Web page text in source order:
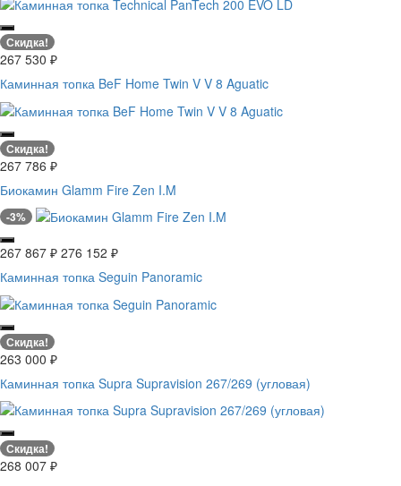
Скидка!
267 530 ₽
Каминная топка BeF Home Twin V V 8 Aguatic
Скидка!
267 786 ₽
Биокамин Glamm Fire Zen I.M
-3%
267 867 ₽ 276 152 ₽
Каминная топка Seguin Panoramic
Скидка!
263 000 ₽
Каминная топка Supra Supravision 267/269 (угловая)
Скидка!
268 007 ₽